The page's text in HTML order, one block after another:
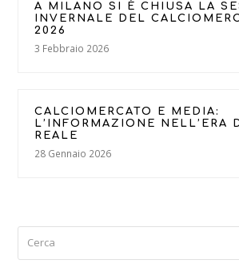
A MILANO SI È CHIUSA LA
INVERNALE DEL
2026
3 Febbraio 2026
CALCIOMERCATO E MEDIA:
L’INFORMAZIONE NELL’ERA
REALE
28 Gennaio 2026